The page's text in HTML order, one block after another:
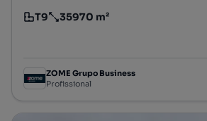
Tipologia
T9
Preço por metro quadrado
35970 m²
ZOME Grupo Business
Profissional